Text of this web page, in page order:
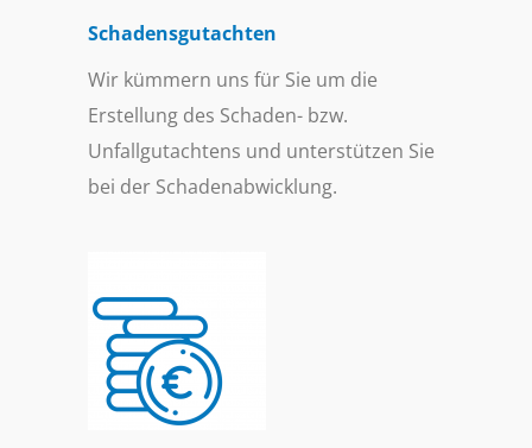
Schadensgutachten
Wir kümmern uns für Sie um die
Erstellung des Schaden- bzw.
Unfallgutachtens und unterstützen Sie
bei der Schadenabwicklung.